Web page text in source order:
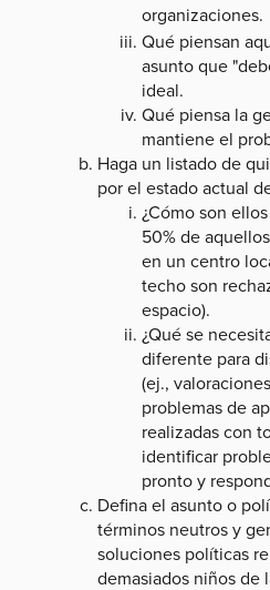
organizaciones.
Qué piensan
asunto que
ideal.
Qué piensa la
mantiene el
Haga un listado de
por el estado actual
¿Cómo son
50% de
en un centro
techo son
espacio).
¿Qué se
diferente para
(ej.,
problemas de
realizadas con
identificar
pronto y
Defina el asunto o
términos neutros y
soluciones políticas
demasiados niños de